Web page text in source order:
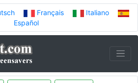
Français
Italiano
Español